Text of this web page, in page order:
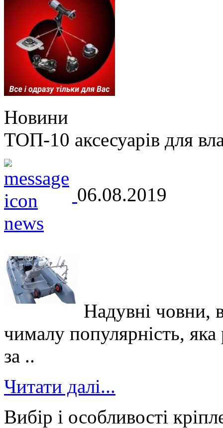
Новини
ТОП-10 аксесуарів для
06.08.2019
Надувні човни,
чималу популярність, яка
за ..
Читати далі...
Вибір і особливості